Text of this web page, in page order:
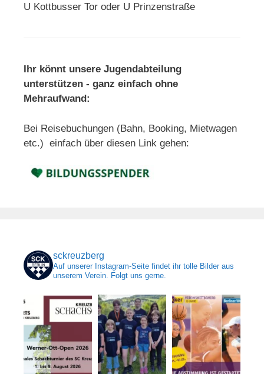
U Kottbusser Tor oder U Prinzenstraße
Ihr könnt unsere Jugendabteilung
unterstützen - ganz einfach ohne
Mehraufwand:
Bei Reisebuchungen (Bahn, Booking, Mietwagen
etc.) einfach über diesen Link gehen:
sckreuzberg
Auf unserer Instagram-Seite findet ihr tolle Bilder aus
unserem Verein. Folgt uns gerne.